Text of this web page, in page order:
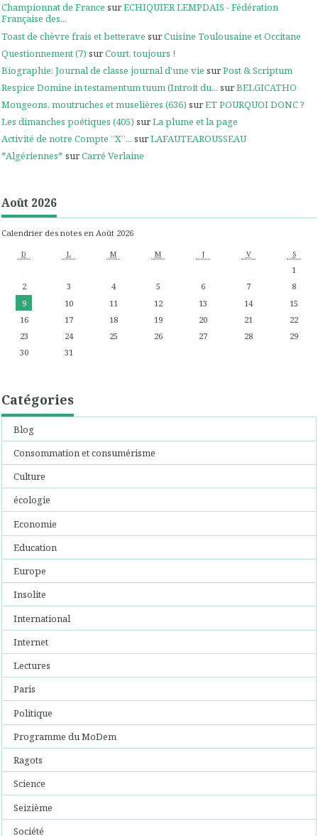
Championnat de France surECHIQUIER LEMPDAIS - Fédération
Française des...
Toast de chèvre frais et betterave surCuisine Toulousaine et Occitane
Questionnement (7) surCourt, toujours !
Biographie: Journal de classe journal d'une vie surPost & Scriptum
Respice Domine in testamentum tuum (Introit du... surBELGICATHO
Mougeons, moutruches et muselières (636) surET POURQUOI DONC ?
Les dimanches poétiques (405) surLa plume et la page
Activité de notre Compte ”X”... surLAFAUTEAROUSSEAU
*Algériennes* surCarré Verlaine
Août 2026
Calendrier des notes en Août 2026
D L M M J V S
1
2
3 4 5 6 7
8
9
10 11 12 13 14
15
16
17 18 19 20 21
22
23
24 25 26 27 28
29
30
31
Catégories
Blog
Consommation et consumérisme
Culture
écologie
Economie
Education
Europe
Insolite
International
Internet
Lectures
Paris
Politique
Programme du MoDem
Ragots
Science
Seizième
Société